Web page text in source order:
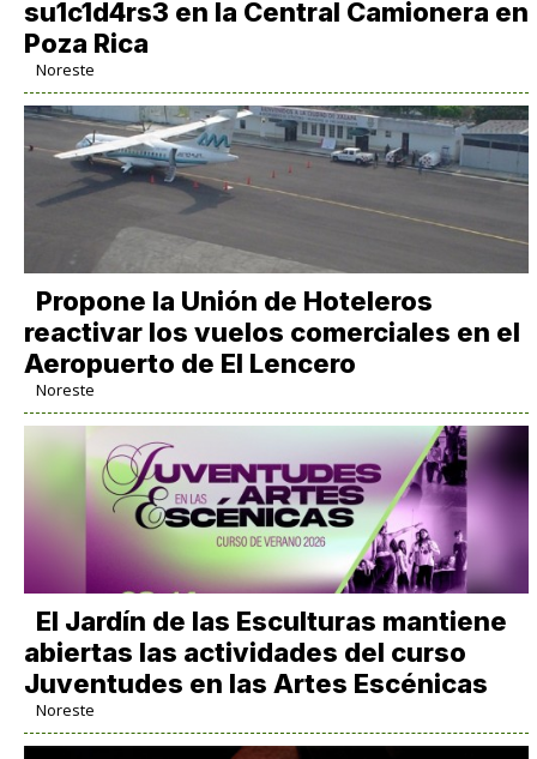
su1c1d4rs3 en la Central Camionera en
Poza Rica
Noreste
Propone la Unión de Hoteleros
reactivar los vuelos comerciales en el
Aeropuerto de El Lencero
Noreste
El Jardín de las Esculturas mantiene
abiertas las actividades del curso
Juventudes en las Artes Escénicas
Noreste